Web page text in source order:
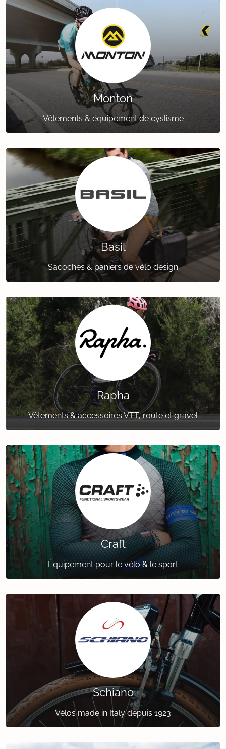
Monton
Vêtements & équipement de cyslisme
Basil
Sacoches & paniers de vélo design
Rapha
Vêtements & accessoires VTT, route et gravel
Craft
Équipement pour le vélo & le sport
Schiano
Vélos made in Italy depuis 1923